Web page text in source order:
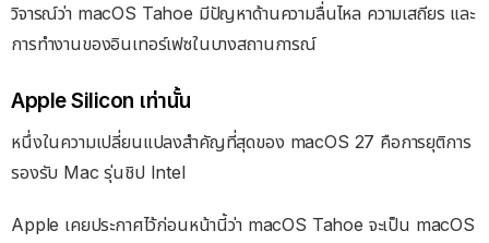
วิจารณ์ว่า macOS Tahoe มีปัญหาด้านความลื่นไหล ความเสถียร และ
การทำงานของอินเทอร์เฟซในบางสถานการณ์
Apple Silicon เท่านั้น
หนึ่งในความเปลี่ยนแปลงสำคัญที่สุดของ macOS 27 คือการยุติการ
รองรับ Mac รุ่นชิป Intel
Apple เคยประกาศไว้ก่อนหน้านี้ว่า macOS Tahoe จะเป็น macOS